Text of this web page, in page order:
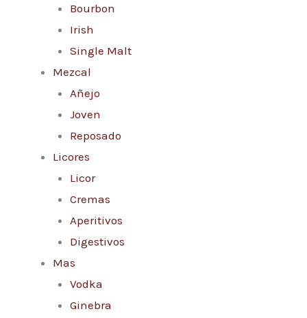
Bourbon
Irish
Single Malt
Mezcal
Añejo
Joven
Reposado
Licores
Licor
Cremas
Aperitivos
Digestivos
Mas
Vodka
Ginebra